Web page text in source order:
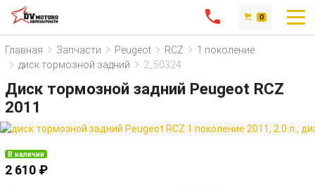
0
Главная Запчасти Peugeot RCZ
1 поколение
диск тормозной задний
2_50324
Диск тормозной задний Peugeot RCZ
2011
В наличии
2 610 ₽